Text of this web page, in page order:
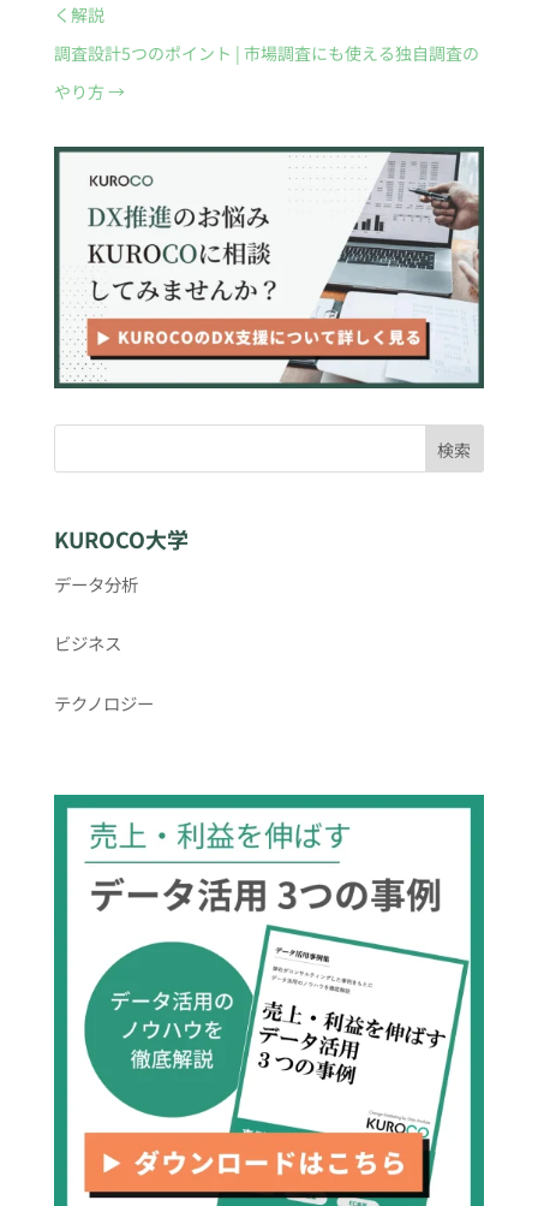
く解説
調査設計5つのポイント | 市場調査にも使える独自調査の
やり方 →
検索
KUROCO大学
データ分析
ビジネス
テクノロジー